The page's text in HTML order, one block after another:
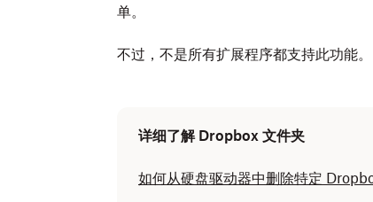
单。
不过，不是所有扩展程序都支持此功能。
详细了解 Dropbox 文件夹
如何从硬盘驱动器中删除特定